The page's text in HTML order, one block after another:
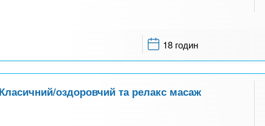
18 годин
оздоровчий та релакс масаж